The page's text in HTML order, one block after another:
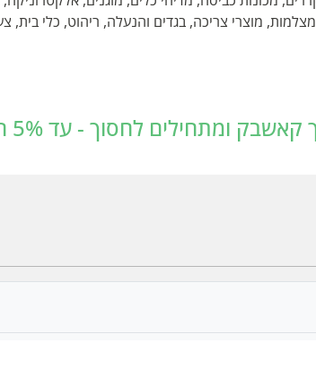
מצלמות, מוצרי צריכה, בגדים והנעלה, ריהוט, כלי בית,
ומתחילים לחסוך - עד 5% החזר כספי